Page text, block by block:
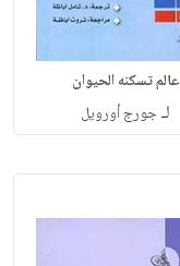
عالم تسكنه الحيوان
لـجورج أورويل